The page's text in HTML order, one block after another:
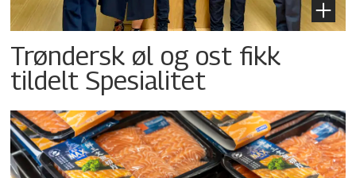
Trøndersk øl og ost fikk
tildelt Spesialitet